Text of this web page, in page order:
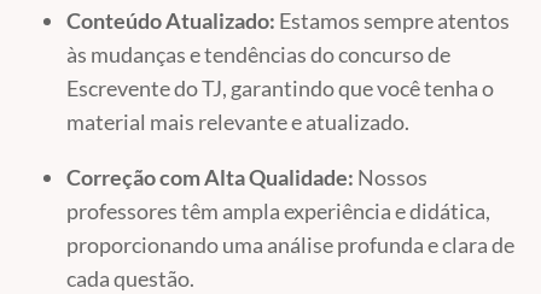
Conteúdo Atualizado: Estamos sempre atentos
às mudanças e tendências do concurso de
Escrevente do TJ, garantindo que você tenha o
material mais relevante e atualizado.
Correção com Alta Qualidade: Nossos
professores têm ampla experiência e didática,
proporcionando uma análise profunda e clara de
cada questão.